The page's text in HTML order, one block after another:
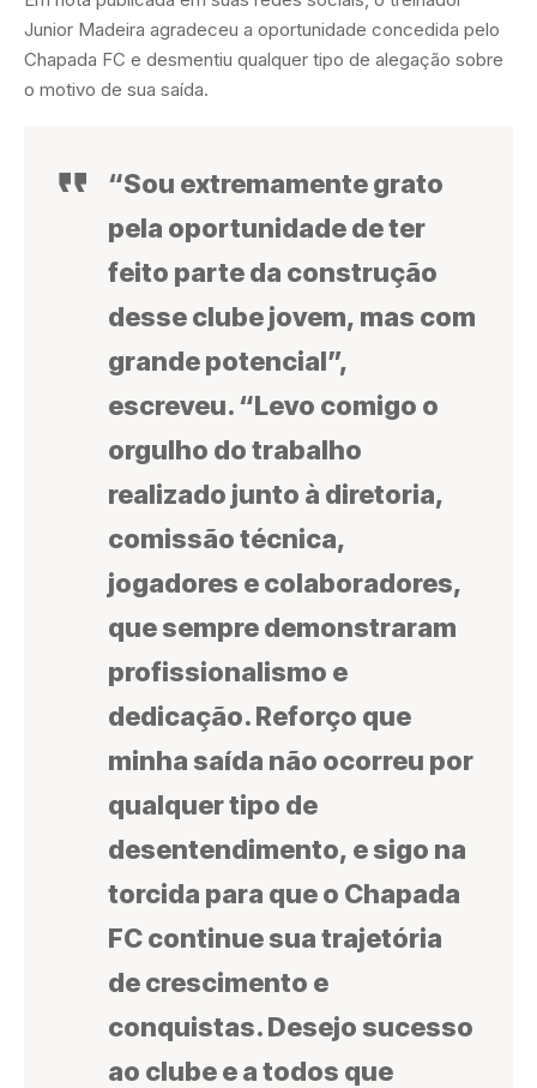
Junior Madeira agradeceu a oportunidade concedida pelo
Chapada FC e desmentiu qualquer tipo de alegação sobre
o motivo de sua saída.
“Sou extremamente grato
pela oportunidade de ter
feito parte da construção
desse clube jovem, mas com
grande potencial”,
escreveu. “Levo comigo o
orgulho do trabalho
realizado junto à diretoria,
comissão técnica,
jogadores e colaboradores,
que sempre demonstraram
profissionalismo e
dedicação. Reforço que
minha saída não ocorreu por
qualquer tipo de
desentendimento, e sigo na
torcida para que o Chapada
FC continue sua trajetória
de crescimento e
conquistas. Desejo sucesso
ao clube e a todos que